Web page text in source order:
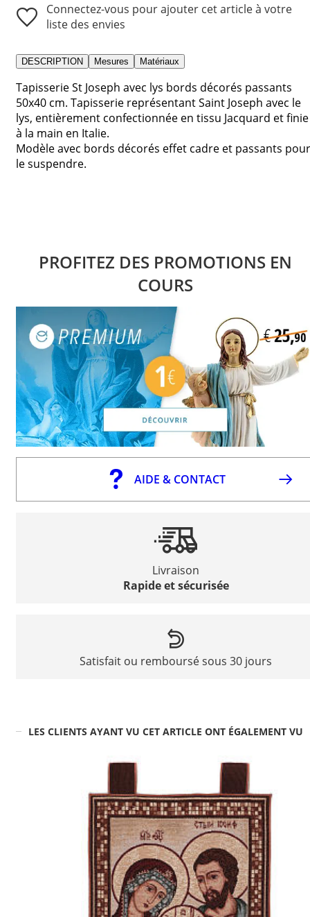
Connectez-vous pour ajouter cet article à votre
liste des envies
DESCRIPTION Mesures Matériaux
Tapisserie St Joseph avec lys bords décorés passants
50x40 cm. Tapisserie représentant Saint Joseph avec le
lys, entièrement confectionnée en tissu Jacquard et finie
à la main en Italie.
Modèle avec bords décorés effet cadre et passants pour
le suspendre.
PROFITEZ DES PROMOTIONS EN
COURS
AIDE & CONTACT
Livraison
Rapide et sécurisée
Satisfait ou remboursé sous 30 jours
LES CLIENTS AYANT VU CET ARTICLE ONT ÉGALEMENT VU